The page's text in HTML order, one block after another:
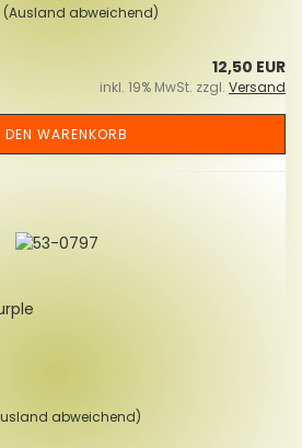
(Ausland abweichend)
12,50 EUR
inkl. 19% MwSt. zzgl. Versand
DEN WARENKORB
abweichend)